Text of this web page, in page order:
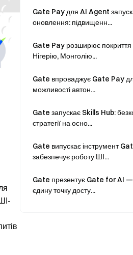
Gate Pay для AI Agent
оновлення: підвищенн...
Gate Pay розширює покриття
Нігерію, Монголію...
Gate впроваджує Gate Pay
можливості автон...
Gate запускає Skills Hub:
стратегії на осно...
Gate випускає інструмент
забезпечує роботу ШІ...
Gate презентує Gate for AI —
єдину точку досту...